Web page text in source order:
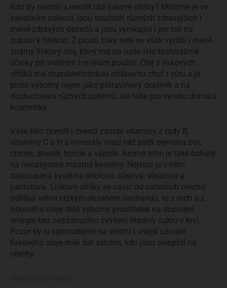
Kdo by neznal a neměl rád lískové oříšky? Mlsáme je ve
vánočním cukroví, jsou součástí různých zdravějších i
méně zdravých dezertů a jsou vynikající i jen tak na
zobání k televizi. Z plodů lísky seté se však vyrábí i méně
známý lískový olej, který má na naše tělo blahodárné
účinky při vnitřním i vnějším použití. Olej z lískových
oříšků má charakteristickou oříškovou chuť i vůni a je
proto výborný nejen jako potravinový doplněk a na
dochucování různých pokrmů, ale také pro výrobu domácí
kosmetiky.
Vaše tělo zevnitř i zvenčí zásobí vitaminy z řady B,
vitaminy C a H a minerály mezi něž patří zejména bor,
chrom, draslík, hořčík a vápník. Kromě toho je také bohatý
na nenasycené mastné kyseliny. Nejvíce je v něm
zastoupená kyselina linolová, olejová, stearová a
palmitová. Lískové oříšky se navíc od ostatních ořechů
odlišují velmi nízkým obsahem sacharidů, to z nich a z
lískového oleje dělá výborný prostředek na doplnění
energie bez nežádoucího zvýšení hladiny cukru v krvi.
Pozor by si samozřejmě na vnitřní i vnější užívání
lískového oleje měli dát všichni, kdo jsou alergičtí na
ořechy.